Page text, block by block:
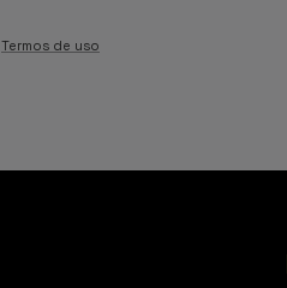
Termos de uso